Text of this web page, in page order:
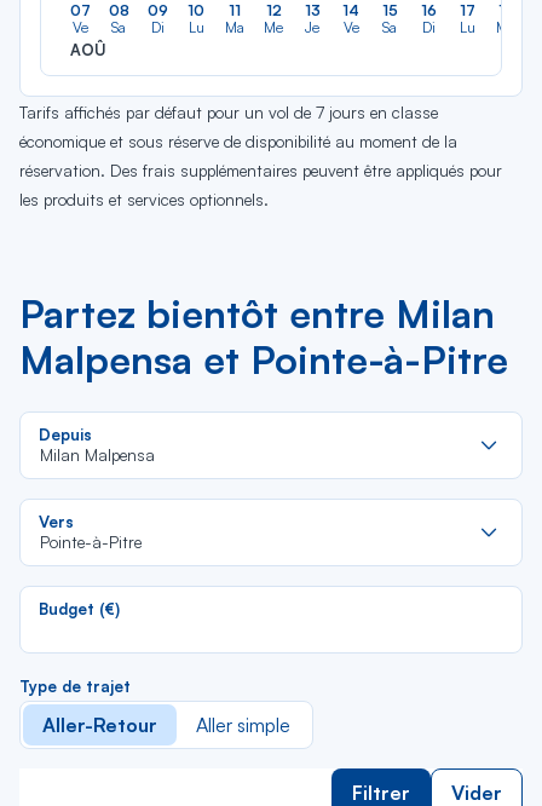
07
Ve
AOÛ
08
Sa
09
Di
10
Lu
11
Ma
12
Me
13
Je
14
Ve
15
Sa
16
Di
17
Lu
18
Ma
Tarifs affichés par défaut pour un vol de 7 jours en classe
économique et sous réserve de disponibilité au moment de la
réservation. Des frais supplémentaires peuvent être appliqués pour
les produits et services optionnels.
Partez bientôt entre Milan
Malpensa et Pointe-à-Pitre
Depuis
Milan Malpensa
Vers
Pointe-à-Pitre
Budget (€)
Type de trajet
Aller-Retour Aller simple
Filtrer Vider